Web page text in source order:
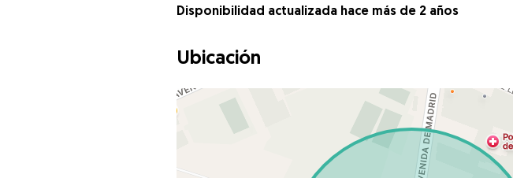
Disponibilidad actualizada hace más de 2 años
Ubicación